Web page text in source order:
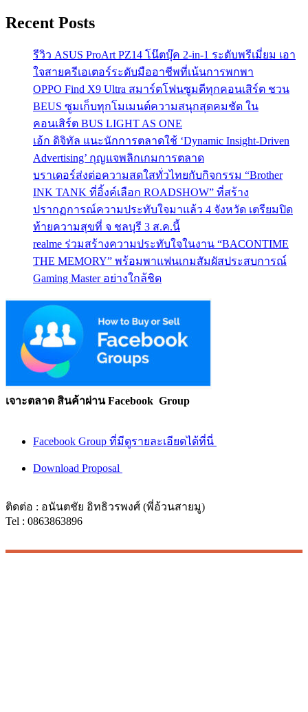
Recent Posts
รีวิว ASUS ProArt PZ14 โน๊ตบุ๊ค 2-in-1 ระดับพรีเมี่ยม เอา
ใจสายครีเอเตอร์ระดับมืออาชีพที่เน้นการพกพา
OPPO Find X9 Ultra สมาร์ตโฟนซูมดีทุกคอนเสิร์ต ชวน
BEUS ซูมเก็บทุกโมเมนต์ความสนุกสุดคมชัด ใน
คอนเสิร์ต BUS LIGHT AS ONE
เอ้ก ดิจิทัล แนะนักการตลาดใช้ ‘Dynamic Insight-Driven
Advertising’ กุญแจพลิกเกมการตลาด
บราเดอร์ส่งต่อความสดใสทั่วไทยกับกิจกรรม “Brother
INK TANK ที่อิ้งค์เลือก ROADSHOW” ที่สร้าง
ปรากฏการณ์ความประทับใจมาแล้ว 4 จังหวัด เตรียมปิด
ท้ายความสุขที่ จ ชลบุรี 3 ส.ค.นี้
realme ร่วมสร้างความประทับใจในงาน “BACONTIME
THE MEMORY” พร้อมพาแฟนเกมสัมผัสประสบการณ์
Gaming Master อย่างใกล้ชิด
เจาะตลาด สินค้าผ่าน Facebook Group
Facebook Group ที่มีดูรายละเอียดได้ที่นี่
Download Proposal
ติดต่อ : อนันตชัย อิทธิวรพงศ์ (พี่อ้วนสายมู)
Tel : 0863863896